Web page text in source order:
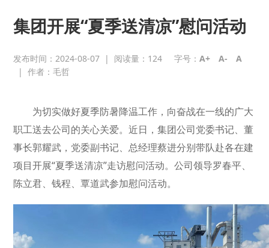
集团开展“夏季送清凉”慰问活动
发布时间：2024-08-07 | 阅读量： 124 字号：A+ A-
A
|作者：毛哲
为切实做好夏季防暑降温工作，向奋战在一线的广大
职工送去公司的关心关爱。近日，集团公司党委书记、董
事长郭耀武，党委副书记、总经理蔡进分别带队赴各在建
项目开展“夏季送清凉”走访慰问活动。公司领导罗春平、
陈立君、钱程、覃道武参加慰问活动。